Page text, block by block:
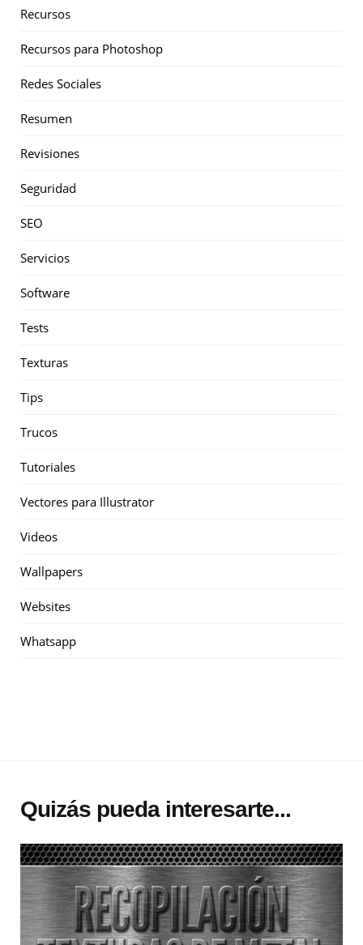
Recursos
Recursos para Photoshop
Redes Sociales
Resumen
Revisiones
Seguridad
SEO
Servicios
Software
Tests
Texturas
Tips
Trucos
Tutoriales
Vectores para Illustrator
Videos
Wallpapers
Websites
Whatsapp
Quizás pueda interesarte...